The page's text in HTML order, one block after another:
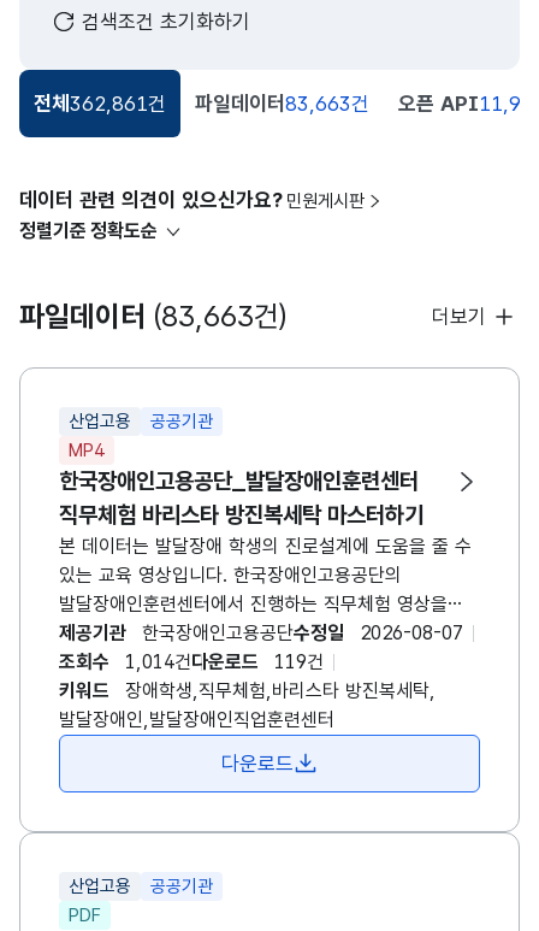
검색조건 초기화하기
전체 362,861건 파일데이터 83,663건 오픈 API
데이터 관련 의견이 있으신가요? 민원게시판
정렬기준 정확도순
파일데이터 (83,663건) 더보기
산업고용
공공기관
MP4
한국장애인고용공단_발달장애인훈련센터
직무체험 바리스타 방진복세탁 마스터하기
본 데이터는 발달장애 학생의 진로설계에 도움을 줄 수
있는 교육 영상입니다. 한국장애인고용공단의
발달장애인훈련센터에서 진행하는 직무체험 영상을
제공합니다. 바리스타, 방진복세탁 근무를 위해 어떤
업무를 수행해야하는지 설명을 듣고, 직접 참여하는
모습이 담겨있습니다. *발달장애인훈련센터란? -
발달장애인의 특성에 따라 설계된 체계적인
직업훈련으로 취업을 지원하고, 직업 흥미와 적성을
발견할 수 있도록 현장감 있는 직업체험 제공 -
등을 실시하여 체계적인 직업훈련을 통한 성공적인
제공기관 한국장애인고용공단수정일
2026-08-07
조회수
1,014건다운로드
119건
키워드
장애학생,직무체험,바리스타 방진복세탁,
발달장애인,발달장애인직업훈련센터
다운로드
산업고용
공공기관
PDF